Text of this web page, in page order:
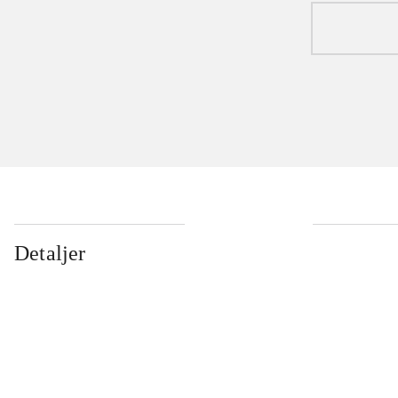
Detaljer